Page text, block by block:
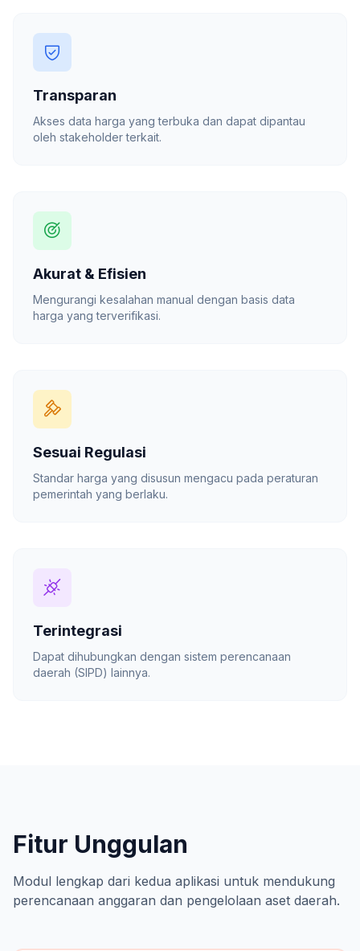
Transparan
Akses data harga yang terbuka dan dapat dipantau
oleh stakeholder terkait.
Akurat & Efisien
Mengurangi kesalahan manual dengan basis data
harga yang terverifikasi.
Sesuai Regulasi
Standar harga yang disusun mengacu pada peraturan
pemerintah yang berlaku.
Terintegrasi
Dapat dihubungkan dengan sistem perencanaan
daerah (SIPD) lainnya.
Fitur Unggulan
Modul lengkap dari kedua aplikasi untuk mendukung
perencanaan anggaran dan pengelolaan aset daerah.